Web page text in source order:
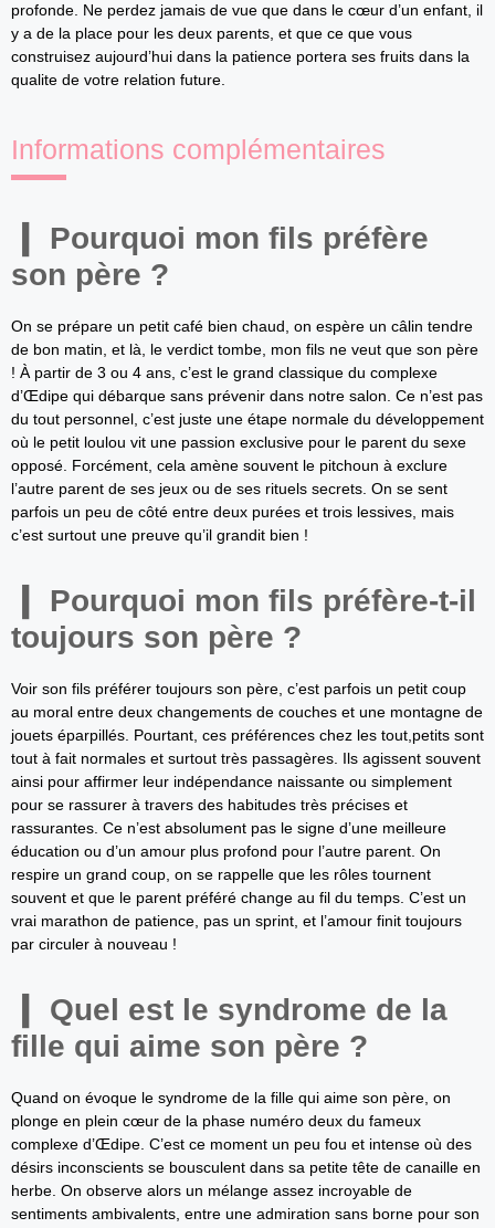
profonde. Ne perdez jamais de vue que dans le cœur d’un enfant, il
y a de la place pour les deux parents, et que ce que vous
construisez aujourd’hui dans la patience portera ses fruits dans la
qualite de votre relation future.
Informations complémentaires
Pourquoi mon fils préfère
son père ?
On se prépare un petit café bien chaud, on espère un câlin tendre
de bon matin, et là, le verdict tombe, mon fils ne veut que son père
! À partir de 3 ou 4 ans, c’est le grand classique du complexe
d’Œdipe qui débarque sans prévenir dans notre salon. Ce n’est pas
du tout personnel, c’est juste une étape normale du développement
où le petit loulou vit une passion exclusive pour le parent du sexe
opposé. Forcément, cela amène souvent le pitchoun à exclure
l’autre parent de ses jeux ou de ses rituels secrets. On se sent
parfois un peu de côté entre deux purées et trois lessives, mais
c’est surtout une preuve qu’il grandit bien !
Pourquoi mon fils préfère-t-il
toujours son père ?
Voir son fils préférer toujours son père, c’est parfois un petit coup
au moral entre deux changements de couches et une montagne de
jouets éparpillés. Pourtant, ces préférences chez les tout,petits sont
tout à fait normales et surtout très passagères. Ils agissent souvent
ainsi pour affirmer leur indépendance naissante ou simplement
pour se rassurer à travers des habitudes très précises et
rassurantes. Ce n’est absolument pas le signe d’une meilleure
éducation ou d’un amour plus profond pour l’autre parent. On
respire un grand coup, on se rappelle que les rôles tournent
souvent et que le parent préféré change au fil du temps. C’est un
vrai marathon de patience, pas un sprint, et l’amour finit toujours
par circuler à nouveau !
Quel est le syndrome de la
fille qui aime son père ?
Quand on évoque le syndrome de la fille qui aime son père, on
plonge en plein cœur de la phase numéro deux du fameux
complexe d’Œdipe. C’est ce moment un peu fou et intense où des
désirs inconscients se bousculent dans sa petite tête de canaille en
herbe. On observe alors un mélange assez incroyable de
sentiments ambivalents, entre une admiration sans borne pour son